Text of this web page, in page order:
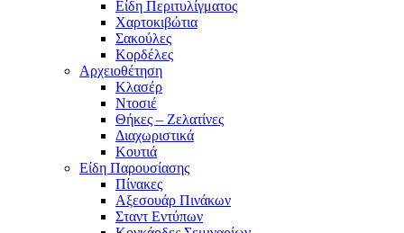
Είδη Περιτυλίγματος
Χαρτοκιβώτια
Σακούλες
Κορδέλες
Αρχειοθέτηση
Κλασέρ
Ντοσιέ
Θήκες – Ζελατίνες
Διαχωριστικά
Κουτιά
Είδη Παρουσίασης
Πίνακες
Αξεσουάρ Πινάκων
Σταντ Εντύπων